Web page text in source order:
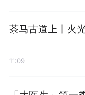
茶马古道上丨火
11:09